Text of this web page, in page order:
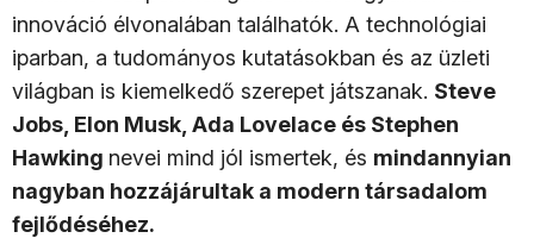
innováció élvonalában találhatók. A technológiai
iparban, a tudományos kutatásokban és az üzleti
világban is kiemelkedő szerepet játszanak. Steve
Jobs, Elon Musk, Ada Lovelace és Stephen
Hawking nevei mind jól ismertek, és mindannyian
nagyban hozzájárultak a modern társadalom
fejlődéséhez.